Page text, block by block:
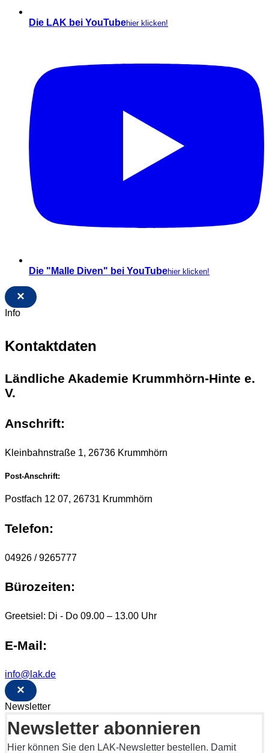
Die LAK bei YouTubehier klicken!
Die "Malle Diven" bei YouTubehier klicken!
×
Info
Kontaktdaten
Ländliche Akademie Krummhörn-Hinte e.
V.
Anschrift:
Kleinbahnstraße 1, 26736 Krummhörn
Post-Anschrift:
Postfach 12 07, 26731 Krummhörn
Telefon:
04926 / 9265777
Bürozeiten:
Greetsiel: Di - Do 09.00 – 13.00 Uhr
E-Mail:
info@lak.de
×
Newsletter
Newsletter abonnieren
Hier können Sie den LAK-Newsletter bestellen. Damit